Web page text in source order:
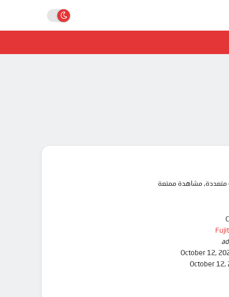
October 12,
October 12,